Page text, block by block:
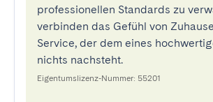
professionellen Standards zu
verbinden das Gefühl von
Service, der dem eines
nichts nachsteht.
Eigentumslizenz-Nummer: 55201